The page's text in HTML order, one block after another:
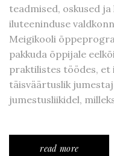
teadmised, oskused
iluteeninduse
Meigikooli
pakkuda õppijale
praktilistes töödes, et
täisväärtuslik
jumestusliikidel,
read more